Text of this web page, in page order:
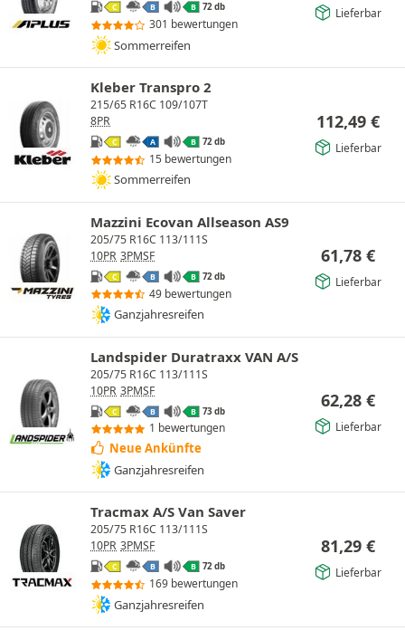
C B B 72 db
301 bewertungen
Sommerreifen
Lieferbar
Kleber Transpro 2
215/65 R16C 109/107T
8PR
C A B 72 db
15 bewertungen
Sommerreifen
112,49 €
Lieferbar
Mazzini Ecovan Allseason AS9
205/75 R16C 113/111S
10PR 3PMSF
C B B 72 db
49 bewertungen
Ganzjahresreifen
61,78 €
Lieferbar
Landspider Duratraxx VAN A/S
205/75 R16C 113/111S
10PR 3PMSF
C B B 73 db
1 bewertungen
Neue Ankünfte
Ganzjahresreifen
62,28 €
Lieferbar
Tracmax A/S Van Saver
205/75 R16C 113/111S
10PR 3PMSF
C B B 72 db
169 bewertungen
Ganzjahresreifen
81,29 €
Lieferbar